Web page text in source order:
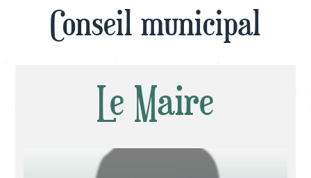
Conseil municipal
Le Maire